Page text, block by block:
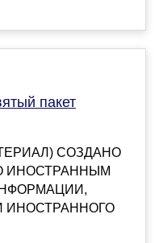
пакет
СОЗДАНО
ИНОСТРАННЫМ